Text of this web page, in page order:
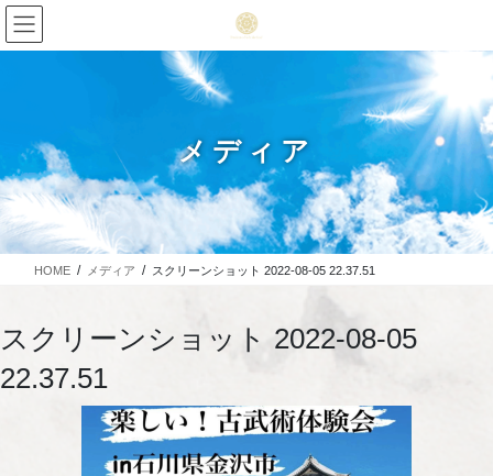
メディア
HOME メディア スクリーンショット 2022-08-05 22.37.51
スクリーンショット 2022-08-05
22.37.51